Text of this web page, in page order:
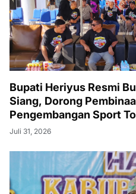
Bupati Heriyus Resmi
Siang, Dorong
Pengembangan Sport
Juli 31, 2026